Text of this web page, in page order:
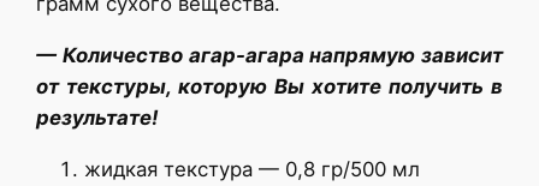
— Количество агар-агара напрямую зависит
от текстуры, которую Вы хотите получить в
результате!
жидкая текстура — 0,8 гр/500 мл